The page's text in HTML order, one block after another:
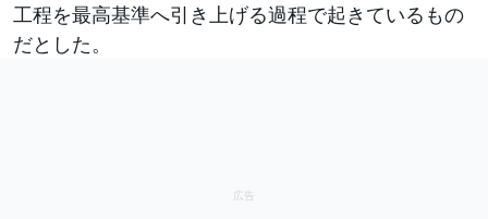
工程を最高基準へ引き上げる過程で起きているもの
だとした。